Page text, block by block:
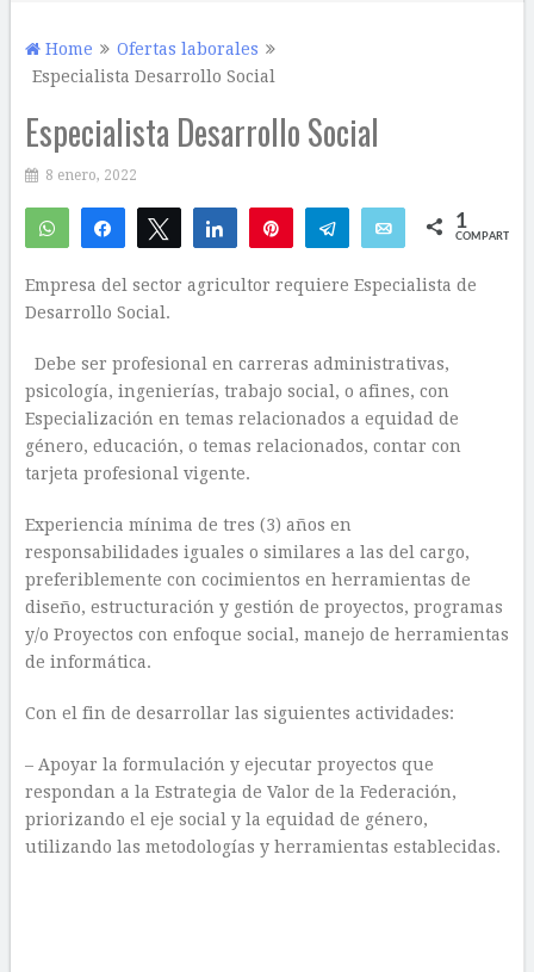
Home
Ofertas laborales
Especialista Desarrollo Social
Especialista Desarrollo Social
8 enero, 2022
WhatsAppCompartirTwittear Compartir Telegram Email 1
COMPARTIR
Empresa del sector agricultor requiere Especialista de
Desarrollo Social.
Debe ser profesional en carreras administrativas,
psicología, ingenierías, trabajo social, o afines, con
Especialización en temas relacionados a equidad de
género, educación, o temas relacionados, contar con
tarjeta profesional vigente.
Experiencia mínima de tres (3) años en
responsabilidades iguales o similares a las del cargo,
preferiblemente con cocimientos en herramientas de
diseño, estructuración y gestión de proyectos, programas
y/o Proyectos con enfoque social, manejo de herramientas
de informática.
Con el fin de desarrollar las siguientes actividades:
– Apoyar la formulación y ejecutar proyectos que
respondan a la Estrategia de Valor de la Federación,
priorizando el eje social y la equidad de género,
utilizando las metodologías y herramientas establecidas.